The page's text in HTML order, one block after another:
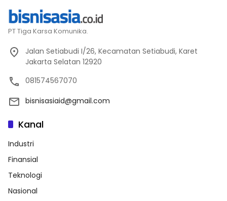
PT Tiga Karsa Komunika.
Jalan Setiabudi I/26, Kecamatan Setiabudi, Karet
Jakarta Selatan 12920
081574567070
bisnisasiaid@gmail.com
Kanal
Industri
Finansial
Teknologi
Nasional